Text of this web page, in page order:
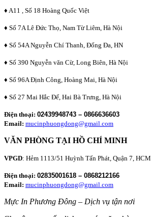
♦ A11 , Số 18 Hoàng Quốc Việt
♦ Số 7A Lê Đức Thọ, Nam Từ Liêm, Hà Nội
♦ Số 54A Nguyễn Chí Thanh, Đống Đa, HN
♦ Số 390 Nguyễn văn Cừ, Long Biên, Hà Nội
♦ Số 96A Định Công, Hoàng Mai, Hà Nội
♦ Số 27 Mai Hắc Đế, Hai Bà Trưng, Hà Nội
Điện thoại: 02439948743 – 0866636603
Email: mucinphuongdong@gmail.com
VĂN PHÒNG TẠI HỒ CHÍ MINH
VPGD: Hẻm 1113/51 Huỳnh Tấn Phát, Quận 7, HCM
Điện thoại: 02835001618 – 0868212166
Email: mucinphuongdong@gmail.com
Mực In Phương Đông – Dịch vụ tận nơi